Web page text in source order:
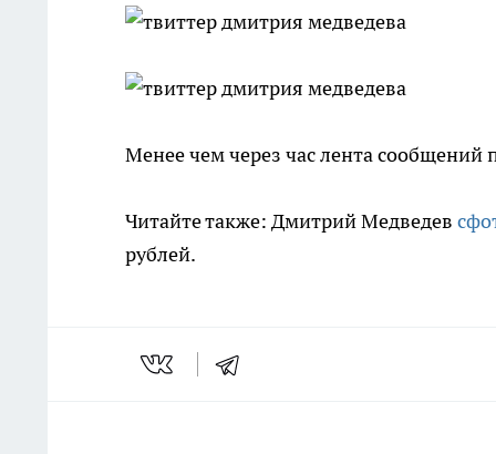
Менее чем через час лента
Читайте также: Дмитрий Медведев
рублей.